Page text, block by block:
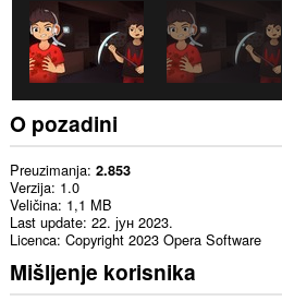
O pozadini
Preuzimanja 2.853
Verzija 1.0
Veličina 1,1 MB
Last update 22. јун 2023.
Licenca Copyright 2023 Opera Software
Mišljenje korisnika